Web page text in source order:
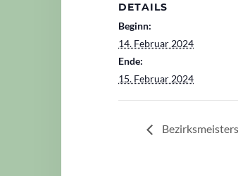
DETAILS
Beginn:
14. Februar 2024
Ende:
15. Februar 2024